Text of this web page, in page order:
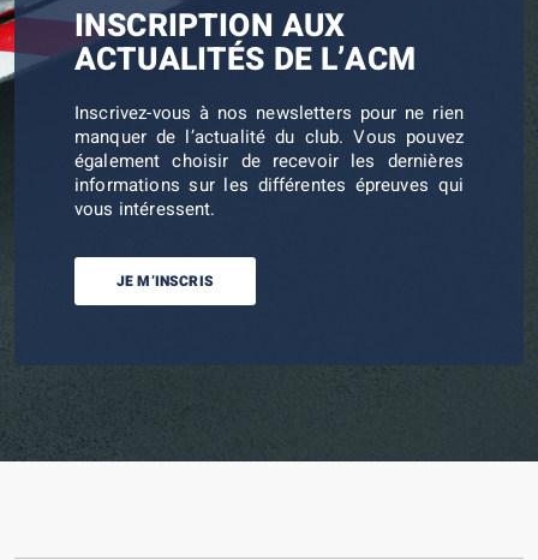
INSCRIPTION AUX
ACTUALITÉS DE L’ACM
Inscrivez-vous à nos newsletters pour ne rien
manquer de l’actualité du club. Vous pouvez
également choisir de recevoir les dernières
informations sur les différentes épreuves qui
vous intéressent.
JE M’INSCRIS